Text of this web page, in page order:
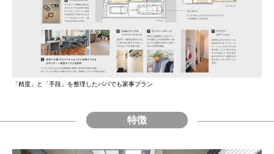
「精度」と「手段」を整理したパパでも家事プラン
特徴